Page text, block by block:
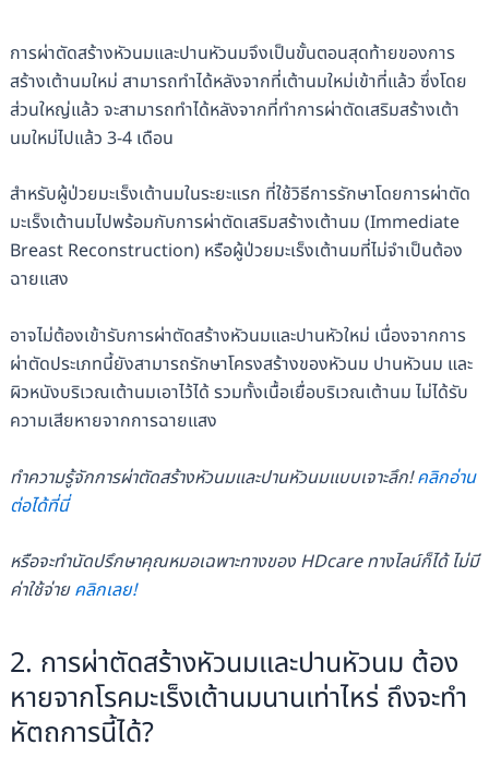
การผ่าตัดสร้างหัวนมและปานหัวนมจึงเป็นขั้นตอนสุดท้ายของการ
สร้างเต้านมใหม่ สามารถทำได้หลังจากที่เต้านมใหม่เข้าที่แล้ว ซึ่งโดย
ส่วนใหญ่แล้ว จะสามารถทำได้หลังจากที่ทำการผ่าตัดเสริมสร้างเต้า
นมใหม่ไปแล้ว 3-4 เดือน
สำหรับผู้ป่วยมะเร็งเต้านมในระยะแรก ที่ใช้วิธีการรักษาโดยการผ่าตัด
มะเร็งเต้านมไปพร้อมกับการผ่าตัดเสริมสร้างเต้านม (Immediate
Breast Reconstruction) หรือผู้ป่วยมะเร็งเต้านมที่ไม่จำเป็นต้อง
ฉายแสง
อาจไม่ต้องเข้ารับการผ่าตัดสร้างหัวนมและปานหัวใหม่ เนื่องจากการ
ผ่าตัดประเภทนี้ยังสามารถรักษาโครงสร้างของหัวนม ปานหัวนม และ
ผิวหนังบริเวณเต้านมเอาไว้ได้ รวมทั้งเนื้อเยื่อบริเวณเต้านม ไม่ได้รับ
ความเสียหายจากการฉายแสง
ทำความรู้จักการผ่าตัดสร้างหัวนมและปานหัวนมแบบเจาะลึก!คลิกอ่าน
ต่อได้ที่นี่
หรือจะทำนัดปรึกษาคุณหมอเฉพาะทางของ HDcare ทางไลน์ก็ได้ ไม่มี
ค่าใช้จ่ายคลิกเลย!
2. การผ่าตัดสร้างหัวนมและปานหัวนม ต้อง
หายจากโรคมะเร็งเต้านมนานเท่าไหร่ ถึงจะทำ
หัตถการนี้ได้?